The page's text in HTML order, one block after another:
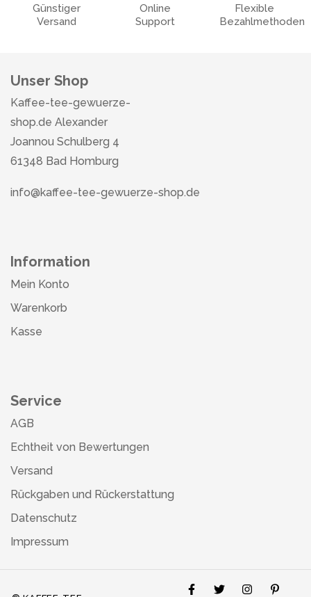
Günstiger
Versand
Online
Support
Flexible
Bezahlmethoden
Unser Shop
Kaffee-tee-gewuerze-
shop.de Alexander
Joannou Schulberg 4
61348 Bad Homburg
info@kaffee-tee-gewuerze-shop.de
Information
Mein Konto
Warenkorb
Kasse
Service
AGB
Echtheit von Bewertungen
Versand
Rückgaben und Rückerstattung
Datenschutz
Impressum